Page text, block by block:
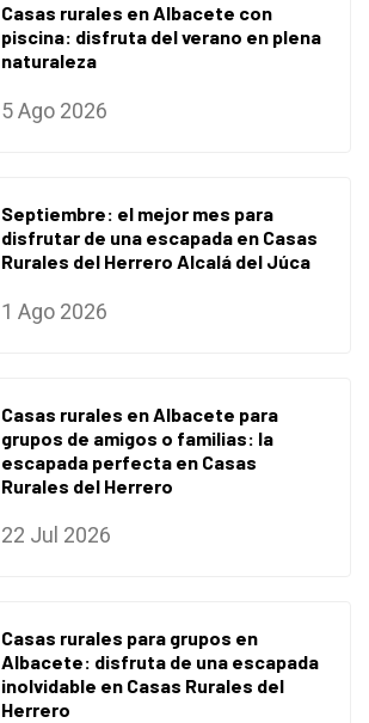
Casas rurales en Albacete con
piscina: disfruta del verano en plena
naturaleza
5 Ago 2026
Septiembre: el mejor mes para
disfrutar de una escapada en Casas
Rurales del Herrero Alcalá del Júca
1 Ago 2026
Casas rurales en Albacete para
grupos de amigos o familias: la
escapada perfecta en Casas
Rurales del Herrero
22 Jul 2026
Casas rurales para grupos en
Albacete: disfruta de una escapada
inolvidable en Casas Rurales del
Herrero